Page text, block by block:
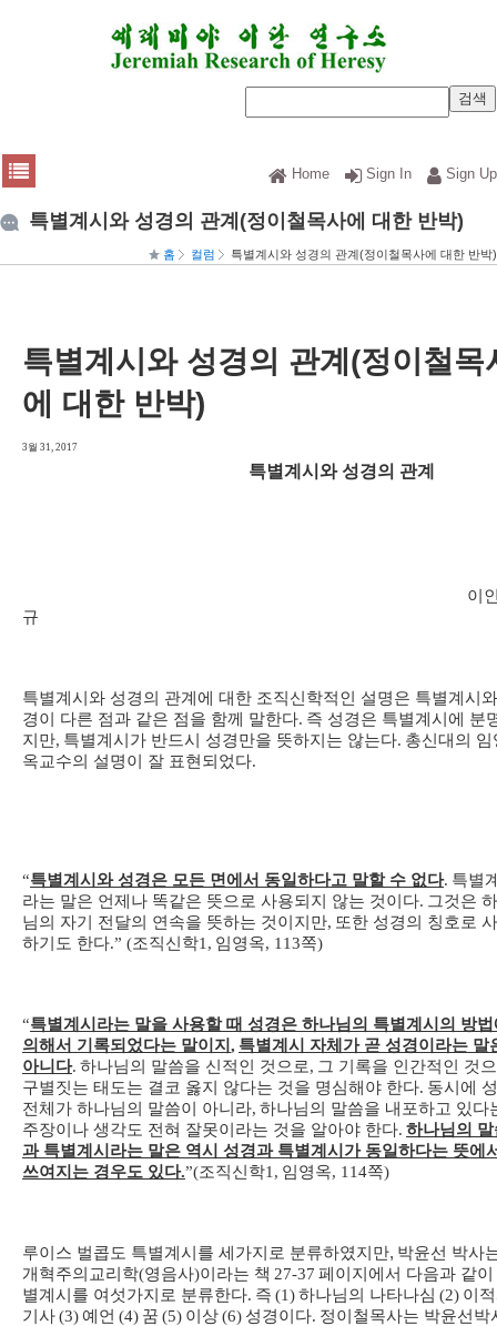
Home Sign In Sign Up
특별계시와 성경의 관계(정이철목사에 대한 반박)
홈 컬럼 특별계시와 성경의 관계(정이철목사에 대한 반박)
특별계시와 성경의 관계(정이철목
에 대한 반박)
3월 31, 2017
특별계시와 성경의 관계
이
규
특별계시와 성경의 관계에 대한 조직신학적인 설명은 특별계시
경이 다른 점과 같은 점을 함께 말한다. 즉 성경은 특별계시에 분
지만, 특별계시가 반드시 성경만을 뜻하지는 않는다. 총신대의 임
옥교수의 설명이 잘 표현되었다.
“특별계시와 성경은 모든 면에서 동일하다고 말할 수 없다. 특별
라는 말은 언제나 똑같은 뜻으로 사용되지 않는 것이다. 그것은
님의 자기 전달의 연속을 뜻하는 것이지만, 또한 성경의 칭호로
하기도 한다.” (조직신학1, 임영옥, 113쪽)
“특별계시라는 말을 사용할 때 성경은 하나님의 특별계시의 방법
의해서 기록되었다는 말이지 , 특별계시 자체가 곧 성경이라는 말
아니다. 하나님의 말씀을 신적인 것으로, 그 기록을 인간적인 것
구별짓는 태도는 결코 옳지 않다는 것을 명심해야 한다. 동시에
전체가 하나님의 말씀이 아니라, 하나님의 말씀을 내포하고 있다
주장이나 생각도 전혀 잘못이라는 것을 알아야 한다. 하나님의 말
과 특별계시라는 말은 역시 성경과 특별계시가 동일하다는 뜻에
쓰여지는 경우도 있다.”(조직신학1, 임영옥, 114쪽)
루이스 벌콥도 특별계시를 세가지로 분류하였지만, 박윤선 박사
개혁주의교리학(영음사)이라는 책 27-37 페이지에서 다음과 같이
별계시를 여섯가지로 분류한다. 즉 (1)하나님의 나타나심 (2) 이
기사(3) 예언 (4) 꿈 (5) 이상(6) 성경이다. 정이철목사는 박윤선박